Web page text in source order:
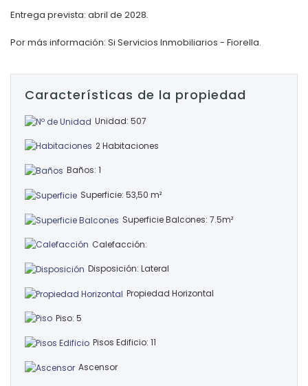
Entrega prevista: abril de 2028.
Por más información: Si Servicios Inmobiliarios - Fiorella.
Características de la propiedad
Unidad: 507
2 Habitaciones
Baños: 1
Superficie: 53,50 m²
Superficie Balcones: 7.5m²
Calefacción:
Disposición: Lateral
Propiedad Horizontal
Piso: 5
Pisos Edificio: 11
Ascensor